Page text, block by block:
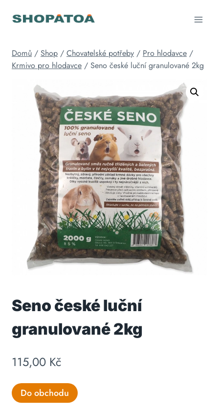
Domů / Shop / Chovatelské potřeby / Pro hlodavce /
Krmivo pro hlodavce / Seno české luční granulované 2kg
Seno české luční
granulované 2kg
115,00 Kč
Do obchodu